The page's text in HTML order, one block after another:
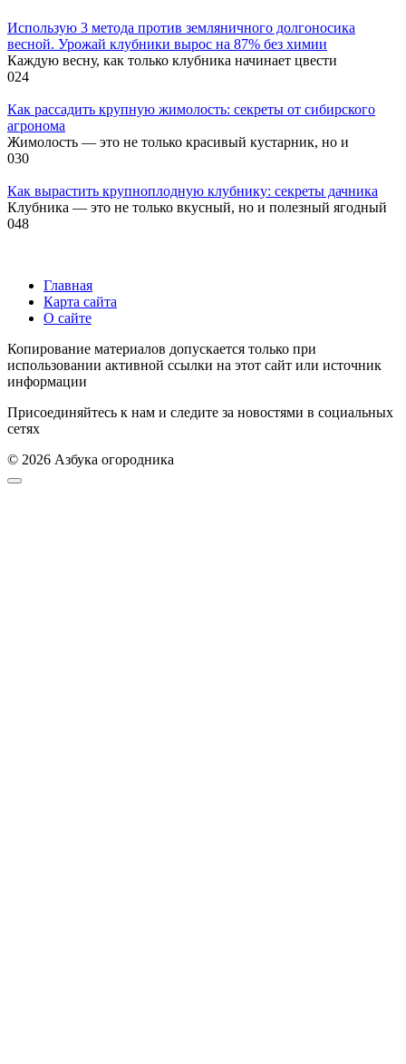
Использую 3 метода против земляничного долгоносика
весной. Урожай клубники вырос на 87% без химии
Каждую весну, как только клубника начинает цвести
024
Как рассадить крупную жимолость: секреты от сибирского
агронома
Жимолость — это не только красивый кустарник, но и
030
Как вырастить крупноплодную клубнику: секреты дачника
Клубника — это не только вкусный, но и полезный ягодный
048
Главная
Карта сайта
О сайте
Копирование материалов допускается только при
использовании активной ссылки на этот сайт или источник
информации
Присоединяйтесь к нам и следите за новостями в социальных
сетях
© 2026 Азбука огородника